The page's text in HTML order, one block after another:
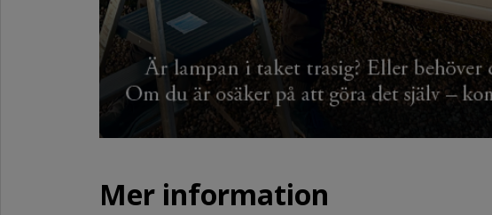
Mer information